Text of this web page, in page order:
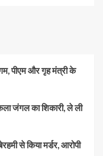
पीएम और गृह मंत्री के
जंगल का शिकारी, ले ली
से किया मर्डर, आरोपी